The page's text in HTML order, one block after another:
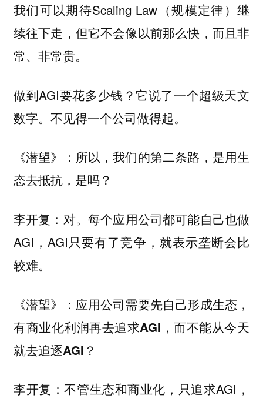
我们可以期待Scaling Law（规模定律）继
续往下走，但它不会像以前那么快，而且非
常、非常贵。
做到AGI要花多少钱？它说了一个超级天文
数字。不见得一个公司做得起。
《潜望》：所以，我们的第二条路，是用生
态去抵抗，是吗？
李开复： 对。每个应用公司都可能自己也做
AGI，AGI只要有了竞争，就表示垄断会比
较难。
《潜望》：应用公司需要先自己形成生态，
有商业化利润再去追求AGI，而不能从今天
就去追逐AGI？
李开复：不管生态和商业化，只追求AGI，